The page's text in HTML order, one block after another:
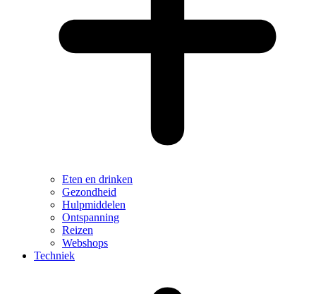
Eten en drinken
Gezondheid
Hulpmiddelen
Ontspanning
Reizen
Webshops
Techniek